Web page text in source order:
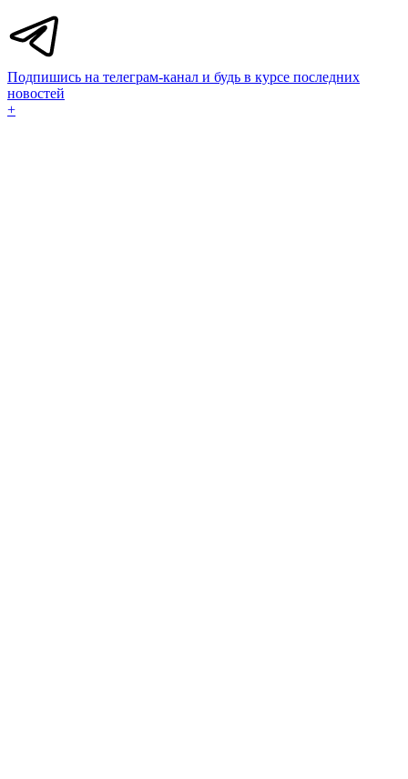
Подпишись на телеграм-канал и будь в курсе последних
новостей
+